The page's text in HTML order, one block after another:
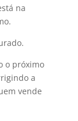
na
o próximo
a
vende